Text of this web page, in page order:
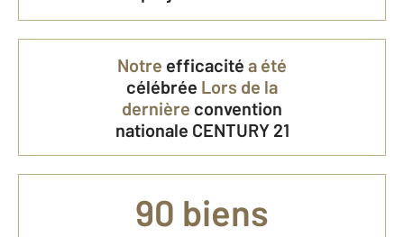
Notre efficacité a été
célébrée Lors de la
dernière convention
nationale CENTURY 21
90 biens